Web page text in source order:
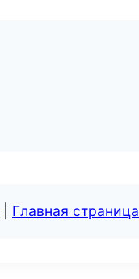
Главная страница